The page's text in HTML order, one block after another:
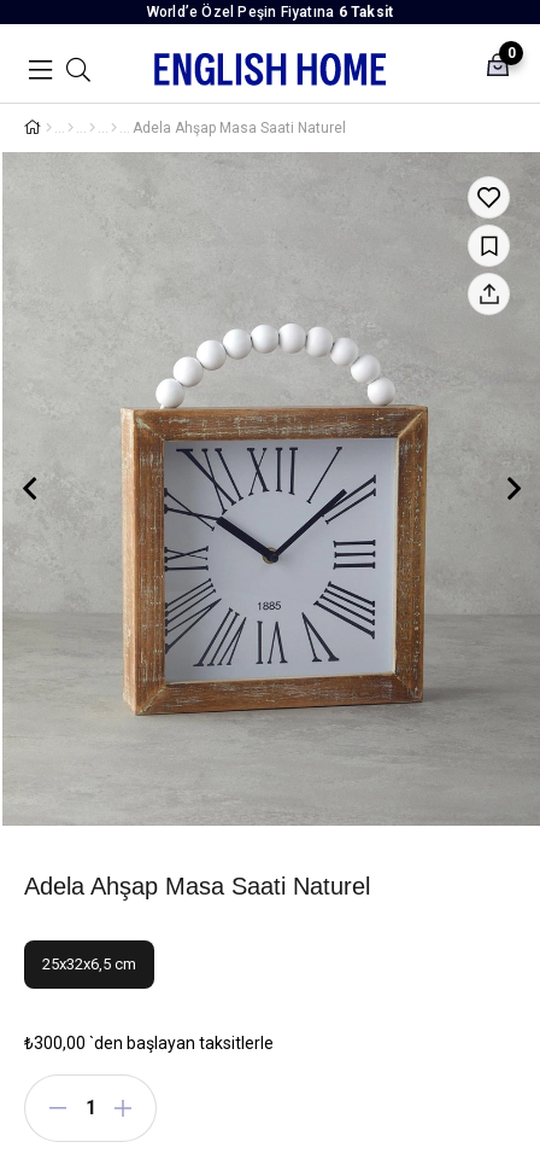
World’e Özel Peşin Fiyatına 6 Taksit
0
Adela Ahşap Masa Saati Naturel
Adela Ahşap Masa Saati Naturel
25x32x6,5 cm
₺300,00 `den başlayan taksitlerle